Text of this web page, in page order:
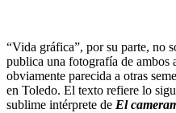
“Vida gráfica”, por su parte, no
publica una fotografía de ambos
obviamente parecida a otras
en Toledo. El texto refiere lo
sublime intérprete de El